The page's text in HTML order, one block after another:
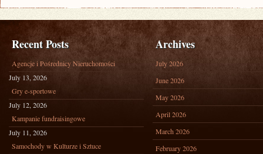
Recent Posts
Agencje i Pośrednicy Nieruchomości
July 13, 2026
Gry e-sportowe
July 12, 2026
Kampanie fundraisingowe
July 11, 2026
Samochody w Kulturze i Sztuce
Archives
July 2026
June 2026
May 2026
April 2026
March 2026
February 2026